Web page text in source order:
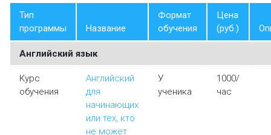
Тип
программы
Название
Формат
обучения
Цена
(руб.)
Английский язык
Курс
обучения
Английский
для
начинающих
или тех, кто
не может
У
ученика
1000/
час